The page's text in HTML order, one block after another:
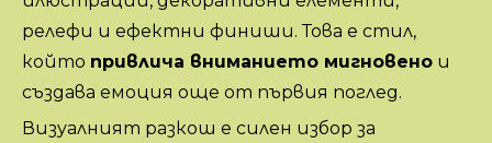
релефи и ефектни финиши. Това е стил,
който привлича вниманието мигновено и
създава емоция още от първия поглед.
Визуалният разкош е силен избор за